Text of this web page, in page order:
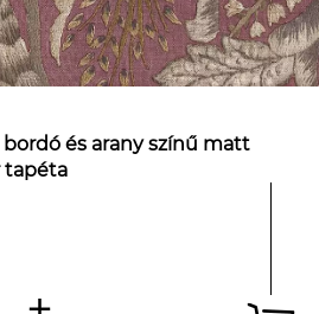
bordó és arany színű matt
tapéta